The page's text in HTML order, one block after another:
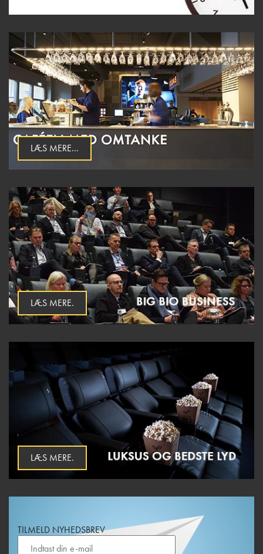
LÆS MERE...
LÆS MERE.
LÆS MERE.
TILMELD NYHEDSBREV